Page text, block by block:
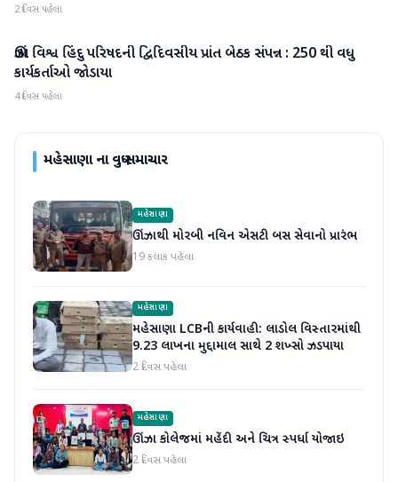
2 દિવસ પહેલા
મહેસાણા
ઊંઝા વિશ્વ હિંદુ પરિષદની દ્વિદિવસીય પ્રાંત બેઠક સંપન્ન : 250 થી વધુ
કાર્યકર્તાઓ જોડાયા
4 દિવસ પહેલા
મહેસાણાના વધુ સમાચાર
મહેસાણા
ઊંઝાથી મોરબી નવિન એસટી બસ સેવાનો પ્રારંભ
19 કલાક પહેલા
મહેસાણા
મહેસાણા LCBની કાર્યવાહી: લાડોલ વિસ્તારમાંથી
9.23 લાખના મુદ્દામાલ સાથે 2 શખ્સો ઝડપાયા
2 દિવસ પહેલા
મહેસાણા
ઊંઝા કોલેજમાં મહેંદી અને ચિત્ર સ્પર્ધા યોજાઇ
2 દિવસ પહેલા